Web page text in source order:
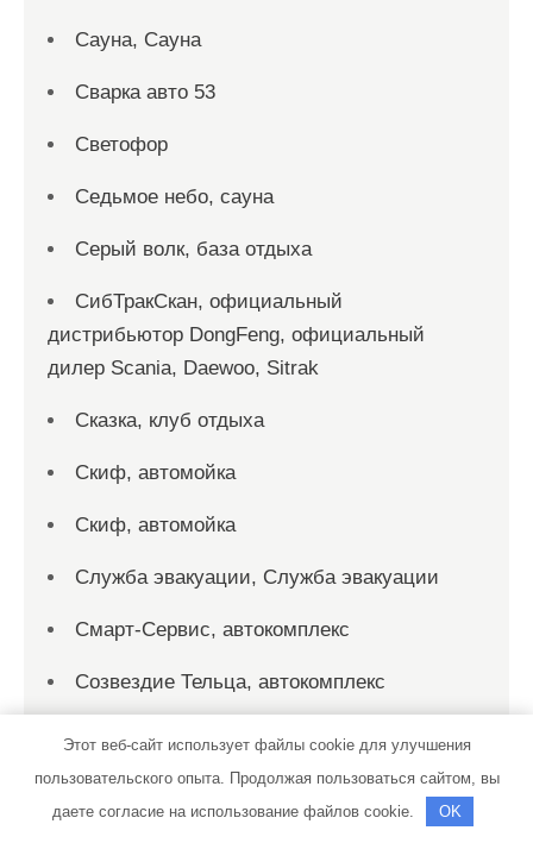
Сауна, Сауна
Сварка авто 53
Светофор
Седьмое небо, сауна
Серый волк, база отдыха
СибТракСкан, официальный
дистрибьютор DongFeng, официальный
дилер Scania, Daewoo, Sitrak
Сказка, клуб отдыха
Скиф, автомойка
Скиф, автомойка
Служба эвакуации, Служба эвакуации
Смарт-Сервис, автокомплекс
Созвездие Тельца, автокомплекс
СТО на Мельничной
Этот веб-сайт использует файлы cookie для улучшения
пользовательского опыта. Продолжая пользоваться сайтом, вы
даете согласие на использование файлов cookie.
OK